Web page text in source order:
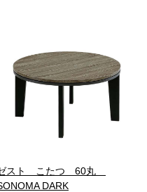
スト こたつ 60丸
DARK